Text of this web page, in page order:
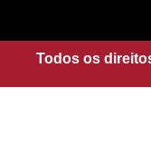
r
a
m
p
p
Todos os